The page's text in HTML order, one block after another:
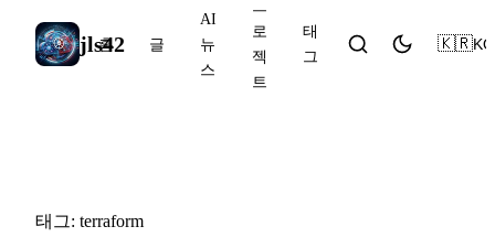
jls42
홈 글
AI
뉴
스
프
로
젝
트
태
그
🇰🇷KO
태그: terraform